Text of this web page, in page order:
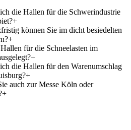
die Hallen für die Schwerindustrie
+
können Sie im dicht besiedelten
+
für die Schneelasten im
+
die Hallen für den Warenumschlag
+
auch zur Messe Köln oder
+